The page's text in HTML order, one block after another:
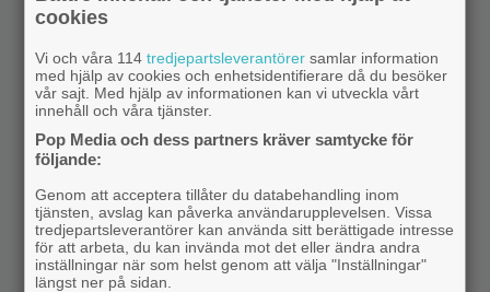
cookies
Vi och våra 114tredjepartsleverantörer samlar information
med hjälp av cookies och enhetsidentifierare då du besöker
vår sajt. Med hjälp av informationen kan vi utveckla vårt
innehåll och våra tjänster.
Pop Media och dess partners kräver samtycke för
följande:
Genom att acceptera tillåter du databehandling inom
tjänsten, avslag kan påverka användarupplevelsen. Vissa
tredjepartsleverantörer kan använda sitt berättigade intresse
för att arbeta, du kan invända mot det eller ändra andra
inställningar när som helst genom att välja "Inställningar"
längst ner på sidan.